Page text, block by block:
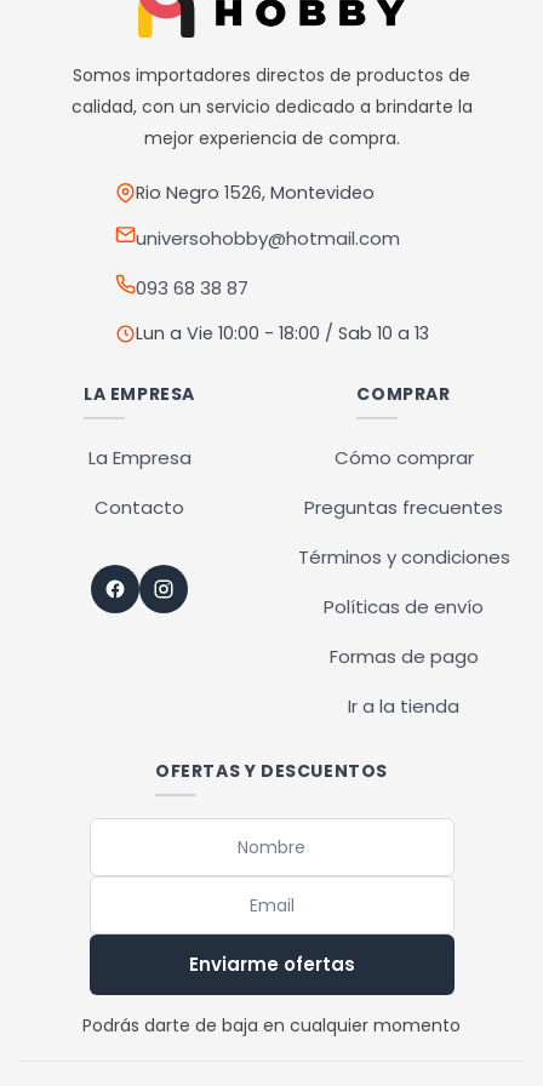
Las
opciones
se
pueden
en
la
de
producto
Las
opciones
se
pueden
producto
Somos importadores directos de productos de
calidad, con un servicio dedicado a brindarte la
mejor experiencia de compra.
Rio Negro 1526, Montevideo
universohobby@hotmail.com
093 68 38 87
Lun a Vie 10:00 - 18:00 / Sab 10 a 13
LA EMPRESA
La Empresa
Contacto
COMPRAR
Cómo comprar
Preguntas frecuentes
Términos y condiciones
Políticas de envío
Formas de pago
Ir a la tienda
OFERTAS Y DESCUENTOS
Enviarme ofertas
Podrás darte de baja en cualquier momento